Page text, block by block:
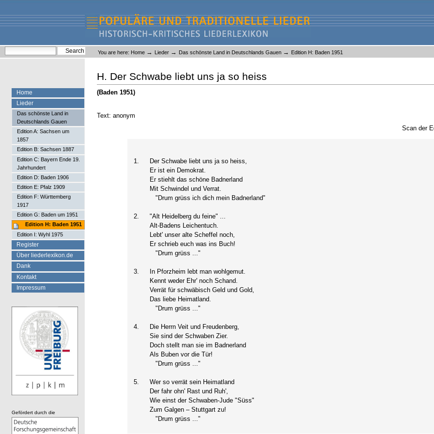
content.
navigation
Liederlexikon
Personal
tools
You are here: Home → Lieder → Das schönste Land in Deutschlands Gauen → Edition H: Baden 1951
H. Der Schwabe liebt uns ja so heiss
(Baden 1951)
Text: anonym
Scan der
1.
Der Schwabe liebt uns ja so heiss,
Er ist ein Demokrat.
Er stiehlt das schöne Badnerland
Mit Schwindel und Verrat.
"Drum grüss ich dich mein Badnerland"
2.
"Alt Heidelberg du feine" ...
Alt-Badens Leichentuch.
Lebt' unser alte Scheffel noch,
Er schrieb euch was ins Buch!
"Drum grüss ..."
3.
In Pforzheim lebt man wohlgemut.
Kennt weder Ehr' noch Schand.
Verrät für schwäbisch Geld und Gold,
Das liebe Heimatland.
"Drum grüss ..."
4.
Die Herrn Veit und Freudenberg,
Sie sind der Schwaben Zier.
Doch stellt man sie im Badnerland
Als Buben vor die Tür!
"Drum grüss ..."
5.
Wer so verrät sein Heimatland
Der fahr ohn' Rast und Ruh',
Wie einst der Schwaben-Jude "Süss"
Zum Galgen – Stuttgart zu!
"Drum grüss ..."
Home
Lieder
Das schönste Land in
Deutschlands Gauen
Edition A: Sachsen um
1857
Edition B: Sachsen 1887
Edition C: Bayern Ende 19.
Jahrhundert
Edition D: Baden 1906
Edition E: Pfalz 1909
Edition F: Württemberg
1917
Edition G: Baden um 1951
Edition H: Baden 1951
Edition I: Wyhl 1975
Register
Über liederlexikon.de
Dank
Kontakt
Impressum
Gefördert durch die